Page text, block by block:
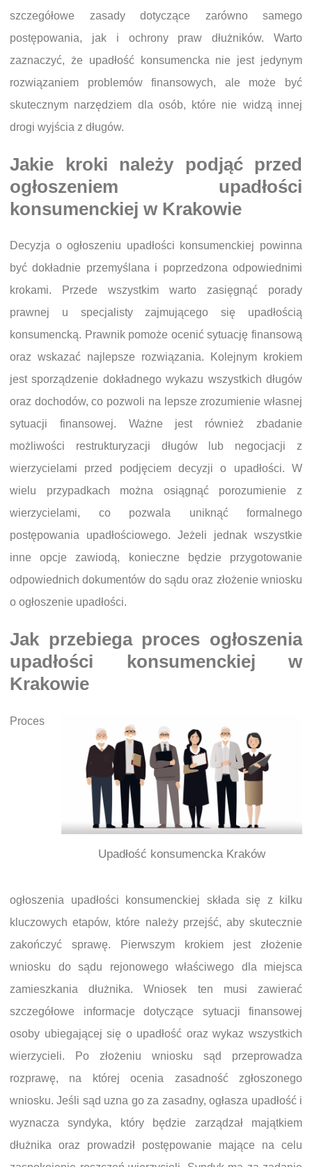
szczegółowe zasady dotyczące zarówno samego
postępowania, jak i ochrony praw dłużników. Warto
zaznaczyć, że upadłość konsumencka nie jest jedynym
rozwiązaniem problemów finansowych, ale może być
skutecznym narzędziem dla osób, które nie widzą innej
drogi wyjścia z długów.
Jakie kroki należy podjąć przed
ogłoszeniem upadłości
konsumenckiej w Krakowie
Decyzja o ogłoszeniu upadłości konsumenckiej powinna
być dokładnie przemyślana i poprzedzona odpowiednimi
krokami. Przede wszystkim warto zasięgnąć porady
prawnej u specjalisty zajmującego się upadłością
konsumencką. Prawnik pomoże ocenić sytuację finansową
oraz wskazać najlepsze rozwiązania. Kolejnym krokiem
jest sporządzenie dokładnego wykazu wszystkich długów
oraz dochodów, co pozwoli na lepsze zrozumienie własnej
sytuacji finansowej. Ważne jest również zbadanie
możliwości restrukturyzacji długów lub negocjacji z
wierzycielami przed podjęciem decyzji o upadłości. W
wielu przypadkach można osiągnąć porozumienie z
wierzycielami, co pozwala uniknąć formalnego
postępowania upadłościowego. Jeżeli jednak wszystkie
inne opcje zawiodą, konieczne będzie przygotowanie
odpowiednich dokumentów do sądu oraz złożenie wniosku
o ogłoszenie upadłości.
Jak przebiega proces ogłoszenia
upadłości konsumenckiej w
Krakowie
Upadłość konsumencka Kraków
Proces
ogłoszenia upadłości konsumenckiej składa się z kilku
kluczowych etapów, które należy przejść, aby skutecznie
zakończyć sprawę. Pierwszym krokiem jest złożenie
wniosku do sądu rejonowego właściwego dla miejsca
zamieszkania dłużnika. Wniosek ten musi zawierać
szczegółowe informacje dotyczące sytuacji finansowej
osoby ubiegającej się o upadłość oraz wykaz wszystkich
wierzycieli. Po złożeniu wniosku sąd przeprowadza
rozprawę, na której ocenia zasadność zgłoszonego
wniosku. Jeśli sąd uzna go za zasadny, ogłasza upadłość i
wyznacza syndyka, który będzie zarządzał majątkiem
dłużnika oraz prowadził postępowanie mające na celu